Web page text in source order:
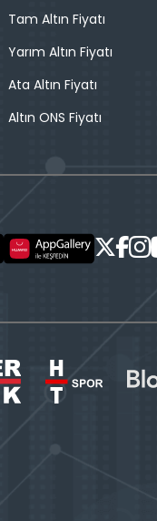
Tam Altın Fiyatı
Yarım Altın Fiyatı
Ata Altın Fiyatı
Altın ONS Fiyatı